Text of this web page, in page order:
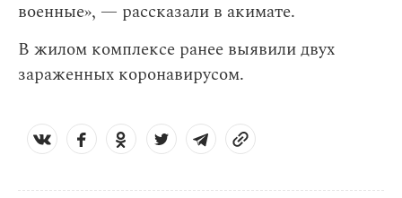
военные», — рассказали в акимате.
В жилом комплексе ранее выявили двух
зараженных коронавирусом.